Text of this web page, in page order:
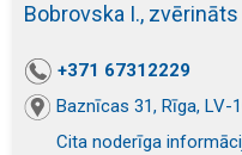
Bobrovska I.,
+371 67312229
Baznīcas 31, Rīga, LV-
Cita noderīga